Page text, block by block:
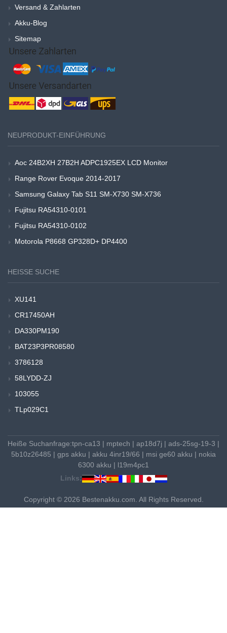
Versand & Zahlarten
Akku-Blog
Sitemap
NEUPRODUKT-EINFÜHRUNG
Aoc 24B2XH 27B2H ADPC1925EX LCD Monitor
Range Rover Evoque 2014-2017
Samsung Galaxy Tab S11 SM-X730 SM-X736
Fujitsu RA54310-0101
Fujitsu RA54310-0102
Motorola P8668 GP328D+ DP4400
HEISSE SUCHE
XU141
CR17450AH
DA330PM190
BAT23P3PR08580
3786128
58LYDD-ZJ
103055
TLp029C1
Heiße Suchanfrage:tpn-ca13 | mptech | ap18d7j | ads-25sg-19-3 |
5b10z26485 | gps akku | akku 4inr19/66 | msi ge60 akku | nokia
6300 akku | l19m4pc1
Links:
Copyright © 2026 Bestenakku.com. All Rights Reserved.